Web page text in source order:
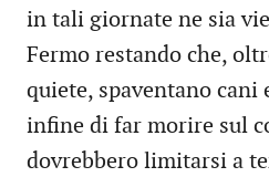
in tali giornate ne sia
Fermo restando che,
quiete, spaventano
infine di far morire sul
dovrebbero limitarsi a